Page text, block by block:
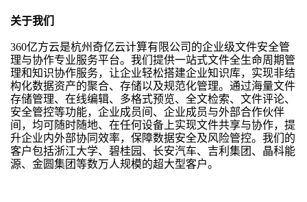
关于我们
360亿方云是杭州奇亿云计算有限公司的企业级文件安全管
理与协作专业服务平台。我们提供一站式文件全生命周期管
理和知识协作服务，让企业轻松搭建企业知识库，实现非结
构化数据资产的聚合、存储以及规范化管理。通过海量文件
存储管理、在线编辑、多格式预览、全文检索、文件评论、
安全管控等功能，企业成员间、企业成员与外部合作伙伴
间，均可随时随地、在任何设备上实现文件共享与协作，提
升企业内外部协同效率，保障数据安全及风险管控。我们的
客户包括浙江大学、碧桂园、长安汽车、吉利集团、晶科能
源、金圆集团等数万人规模的超大型客户。